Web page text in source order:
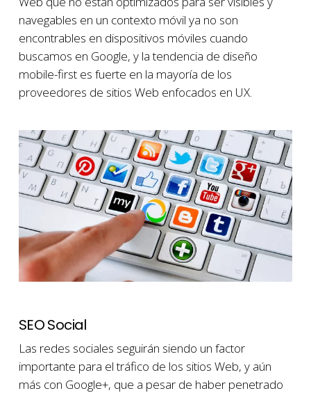
navegables en un contexto móvil ya no son
encontrables en dispositivos móviles cuando
buscamos en Google, y la tendencia de diseño
mobile-first es fuerte en la mayoría de los
proveedores de sitios Web enfocados en UX.
SEO Social
Las redes sociales seguirán siendo un factor
importante para el tráfico de los sitios Web, y aún
más con Google+, que a pesar de haber penetrado